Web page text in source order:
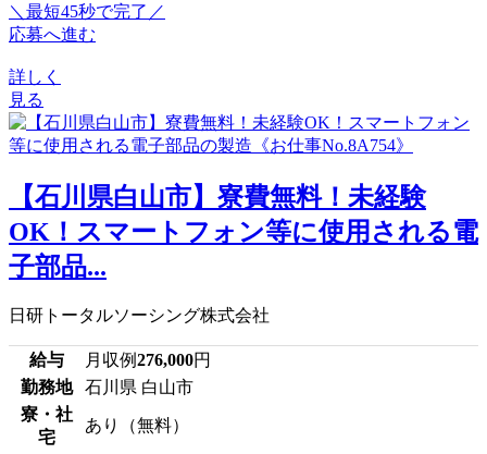
＼最短45秒で完了／
応募へ進む
詳しく
見る
【石川県白山市】寮費無料！未経験
OK！スマートフォン等に使用される電
子部品...
日研トータルソーシング株式会社
給与 月収例276,000円
勤務地
石川県 白山市
寮・社
宅
あり（無料）